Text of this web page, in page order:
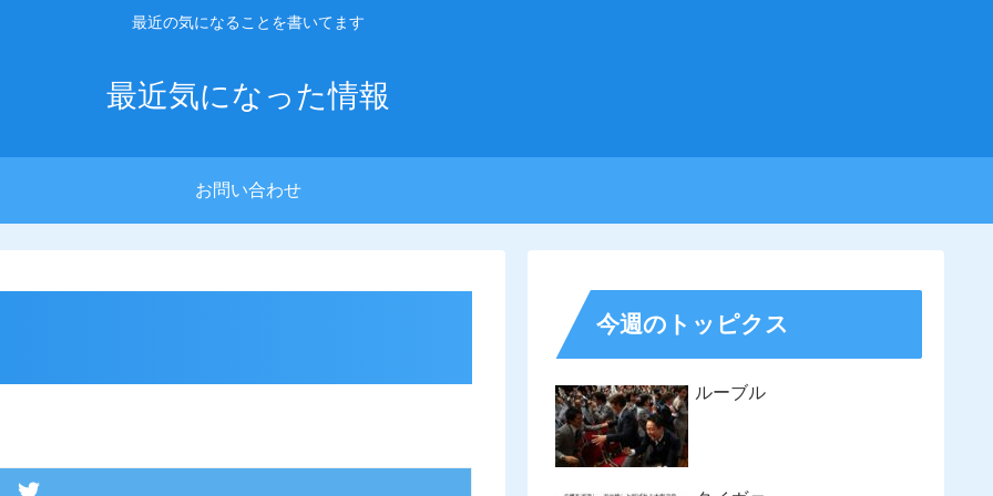
最近の気になることを書いてます
最近気になった情報
お問い合わせ
今週のトッピクス
ルーブル